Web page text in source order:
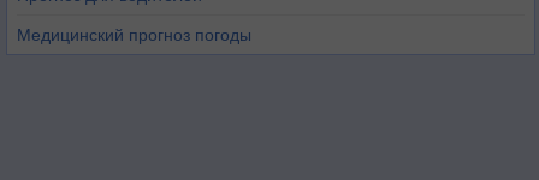
Медицинский прогноз погоды